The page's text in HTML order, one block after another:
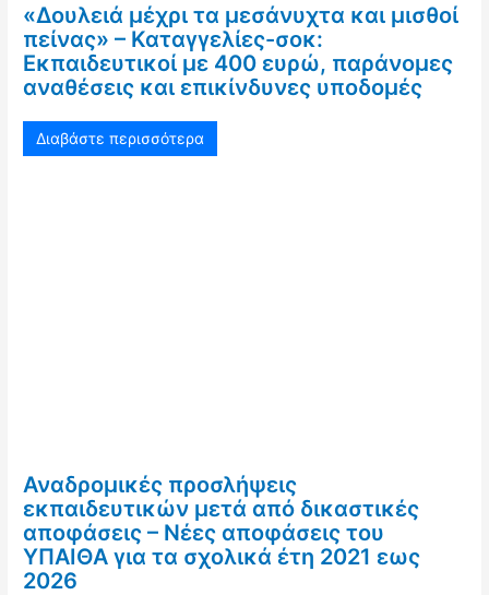
«Δουλειά μέχρι τα μεσάνυχτα και μισθοί
πείνας» – Καταγγελίες-σοκ:
Εκπαιδευτικοί με 400 ευρώ, παράνομες
αναθέσεις και επικίνδυνες υποδομές
Διαβάστε περισσότερα
Αναδρομικές προσλήψεις
εκπαιδευτικών μετά από δικαστικές
αποφάσεις – Νέες αποφάσεις του
ΥΠΑΙΘΑ για τα σχολικά έτη 2021 εως
2026